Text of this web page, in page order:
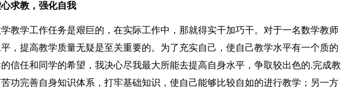
求教，强化自我
学工作任务是艰巨的，在实际工作中，那就得实干加巧干。对于一名数学教师
，提高教学质量无疑是至关重要的。为了充实自己，使自己教学水平有一个质的
信任和同学的希望，我决心尽我最大所能去提高自身水平，争取较出色的.完成教
功完善自身知识体系，打牢基础知识，使自己能够比较自如的进行教学；另一方